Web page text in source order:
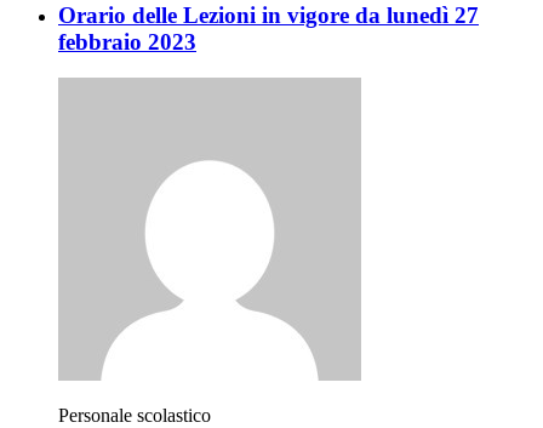
Orario delle Lezioni in vigore da lunedì 27
febbraio 2023
Personale scolastico